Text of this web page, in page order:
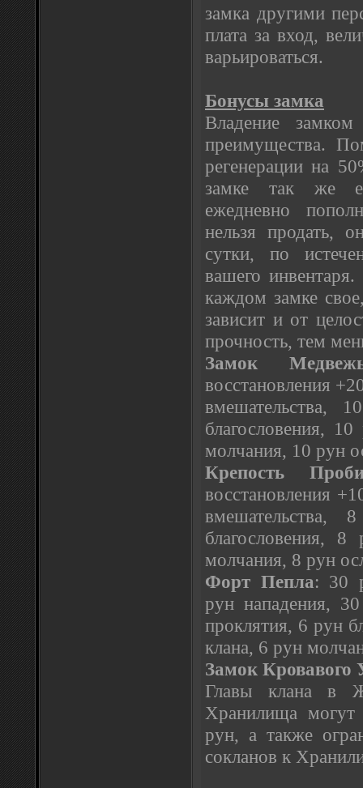
замка другими
плата за вход,
варьироваться.
Бонусы замка
Владение
преимущества.
регенерации на
замке так же
ежедневно
нельзя продать,
сутки, по
вашего
каждом замке
зависит и от
прочность, тем
Замок
восстановления
вмешательства,
благословения,
молчания, 10 рун
Крепость
восстановления
благословения,
молчания, 8 рун
Форт Пепла: 30
рун нападения,
проклятия, 6 рун
клана, 6 рун
Замок Кровавого
Главы клана в
Хранилища могут
рун, а также
сокланов к